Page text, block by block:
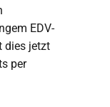
EDV-
dies jetzt
per